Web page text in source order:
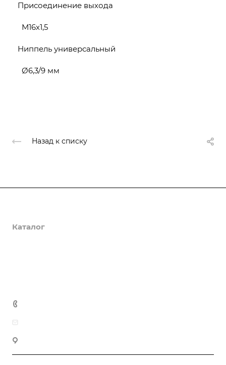
Присоединение выхода
М16х1,5
Ниппель универсальный
Ø6,3/9 мм
Назад к списку
Каталог